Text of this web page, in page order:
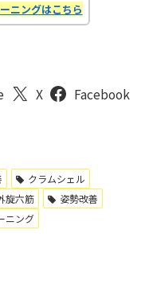
ニングはこちら
X Facebook
クラムシェル
旋六筋
姿勢改善
ニング